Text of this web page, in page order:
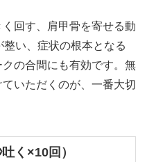
回す、肩甲骨を寄せる動
い、症状の根本となる
の合間にも有効です。無
いただくのが、一番大切
く×10回）